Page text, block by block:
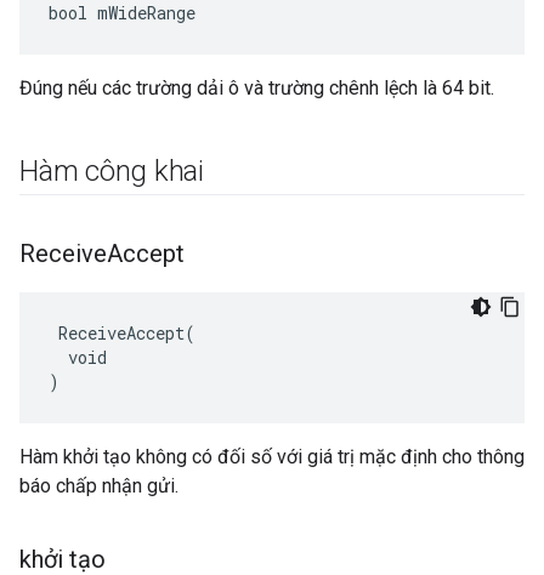
bool mWideRange
Đúng nếu các trường dải ô và trường chênh lệch là 64 bit.
Hàm công khai
ReceiveAccept
ReceiveAccept(
  void
)
Hàm khởi tạo không có đối số với giá trị mặc định cho thông
báo chấp nhận gửi.
khởi tạo